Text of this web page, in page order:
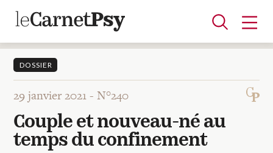
Articles
A la une
Adolescence
Dispositif
Enfance
Périnatalité
Psychanalyse
Psychopathologie
Soin
Dossiers
DOSSIER
29 janvier 2021 -N°240
Couple et nouveau-né au
temps du confinement